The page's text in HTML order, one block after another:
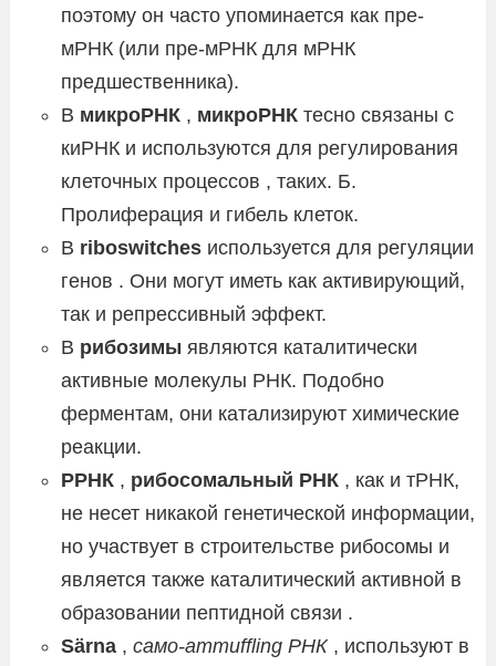
поэтому он часто упоминается как пре-
мРНК (или пре-мРНК для мРНК
предшественника).
В микроРНК , микроРНК тесно связаны с
киРНК и используются для регулирования
клеточных процессов , таких. Б.
Пролиферация и гибель клеток.
В riboswitches используется для регуляции
генов . Они могут иметь как активирующий,
так и репрессивный эффект.
В рибозимы являются каталитически
активные молекулы РНК. Подобно
ферментам, они катализируют химические
реакции.
РРНК , рибосомальный РНК , как и тРНК,
не несет никакой генетической информации,
но участвует в строительстве рибосомы и
является также каталитический активной в
образовании пептидной связи .
Särna , само-ammuffling РНК , используют в